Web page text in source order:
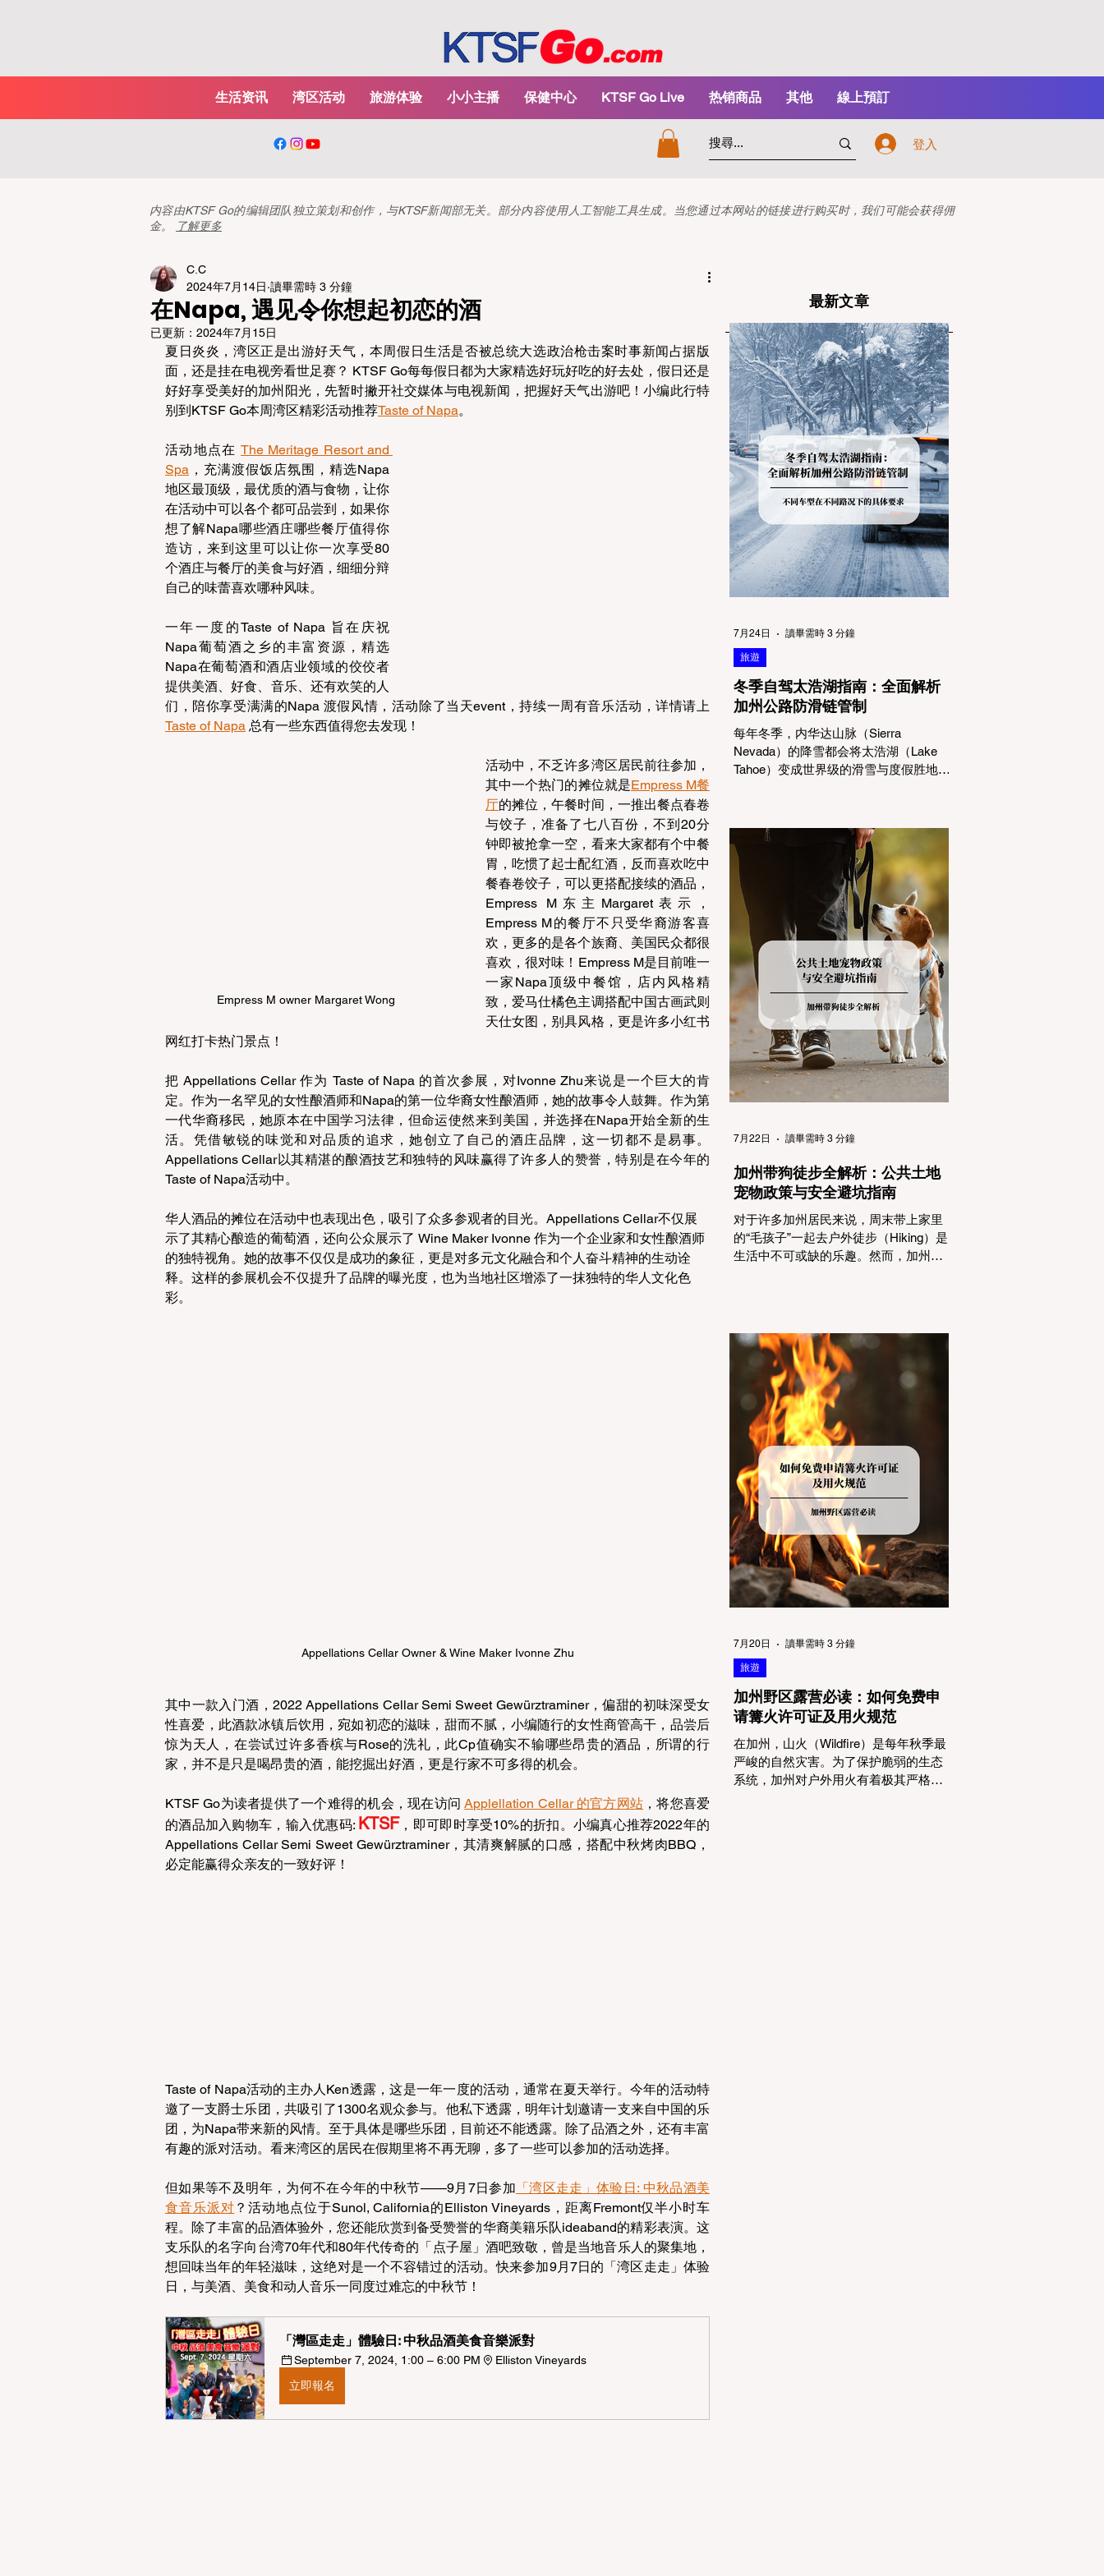
生活资讯 湾区活动 旅游体验 小小主播 保健中心 KTSF Go Live 热销商品 其他 線上預訂
登入
内容由KTSF Go的编辑团队独立策划和创作，与KTSF新闻部无关。部分内容使用人工智能工具生成。当您通过本网站的链接进行购买时，我们可能会获得佣
金。
了解更多
在Napa, 遇见令你想起初恋的酒
C.C
2024年7月14日 讀畢需時 3 分鐘
已更新： 2024年7月15日
夏日炎炎，湾区正是出游好天气，本周假日生活是否被总统大选政治枪击案时事新闻占据版
面，还是挂在电视旁看世足赛？ KTSF Go每每假日都为大家精选好玩好吃的好去处，假日还是
好好享受美好的加州阳光，先暂时撇开社交媒体与电视新闻，把握好天气出游吧！小编此行特
别到KTSF Go本周湾区精彩活动推荐Taste of Napa。
活动地点在 The Meritage Resort and
Spa ，充满渡假饭店氛围，精选Napa
地区最顶级，最优质的酒与食物，让你
在活动中可以各个都可品尝到，如果你
想了解Napa哪些酒庄哪些餐厅值得你
造访，来到这里可以让你一次享受80
个酒庄与餐厅的美食与好酒，细细分辩
自己的味蕾喜欢哪种风味。
一年一度的Taste of Napa 旨在庆祝
Napa葡萄酒之乡的丰富资源，精选
Napa在葡萄酒和酒店业领域的佼佼者
提供美酒、好食、音乐、还有欢笑的人
Taste of Napa 总有一些东西值得您去发现！
Empress M owner Margaret Wong
活动中，不乏许多湾区居民前往参加，
其中一个热门的摊位就是Empress M餐
厅的摊位，午餐时间，一推出餐点春卷
与饺子，准备了七八百份，不到20分
钟即被抢拿一空，看来大家都有个中餐
胃，吃惯了起士配红酒，反而喜欢吃中
餐春卷饺子，可以更搭配接续的酒品，
Empress M东主Margaret表示，
Empress M的餐厅不只受华裔游客喜
欢，更多的是各个族裔、美国民众都很
喜欢，很对味！Empress M是目前唯一
一家Napa顶级中餐馆，店内风格精
致，爱马仕橘色主调搭配中国古画武则
天仕女图，别具风格，更是许多小红书
网红打卡热门景点！
把 Appellations Cellar 作为 Taste of Napa 的首次参展，对Ivonne Zhu来说是一个巨大的肯
定。作为一名罕见的女性酿酒师和Napa的第一位华裔女性酿酒师，她的故事令人鼓舞。作为第
一代华裔移民，她原本在中国学习法律，但命运使然来到美国，并选择在Napa开始全新的生
活。凭借敏锐的味觉和对品质的追求，她创立了自己的酒庄品牌，这一切都不是易事。
Appellations Cellar以其精湛的酿酒技艺和独特的风味赢得了许多人的赞誉，特别是在今年的
Taste of Napa活动中。
华人酒品的摊位在活动中也表现出色，吸引了众多参观者的目光。Appellations Cellar不仅展
示了其精心酿造的葡萄酒，还向公众展示了 Wine Maker Ivonne 作为一个企业家和女性酿酒师
的独特视角。她的故事不仅仅是成功的象征，更是对多元文化融合和个人奋斗精神的生动诠
释。这样的参展机会不仅提升了品牌的曝光度，也为当地社区增添了一抹独特的华人文化色
彩。
Appellations Cellar Owner & Wine Maker Ivonne Zhu
其中一款入门酒，2022 Appellations Cellar Semi Sweet Gewürztraminer，偏甜的初味深受女
性喜爱，此酒款冰镇后饮用，宛如初恋的滋味，甜而不腻，小编随行的女性商管高干，品尝后
惊为天人，在尝试过许多香槟与Rose的洗礼，此Cp值确实不输哪些昂贵的酒品，所谓的行
家，并不是只是喝昂贵的酒，能挖掘出好酒，更是行家不可多得的机会。
KTSF Go为读者提供了一个难得的机会，现在访问 Applellation Cellar 的官方网站 ，将您喜爱
的酒品加入购物车，输入优惠码: KTSF ，即可即时享受10%的折扣。小编真心推荐2022年的
Appellations Cellar Semi Sweet Gewürztraminer，其清爽解腻的口感，搭配中秋烤肉BBQ，
必定能赢得众亲友的一致好评！
Taste of Napa活动的主办人Ken透露，这是一年一度的活动，通常在夏天举行。今年的活动特
邀了一支爵士乐团，共吸引了1300名观众参与。他私下透露，明年计划邀请一支来自中国的乐
团，为Napa带来新的风情。至于具体是哪些乐团，目前还不能透露。除了品酒之外，还有丰富
有趣的派对活动。看来湾区的居民在假期里将不再无聊，多了一些可以参加的活动选择。
但如果等不及明年，为何不在今年的中秋节——9月7日参加 「湾区走走」体验日: 中秋品酒美
食音乐派对 ？活动地点位于Sunol, California的Elliston Vineyards，距离Fremont仅半小时车
程。除了丰富的品酒体验外，您还能欣赏到备受赞誉的华裔美籍乐队ideaband的精彩表演。这
支乐队的名字向台湾70年代和80年代传奇的「点子屋」酒吧致敬，曾是当地音乐人的聚集地，
想回味当年的年轻滋味，这绝对是一个不容错过的活动。快来参加9月7日的「湾区走走」体验
日，与美酒、美食和动人音乐一同度过难忘的中秋节！
「灣區走走」體驗日: 中秋品酒美食音樂派對
September 7, 2024, 1:00 – 6:00 PM
Elliston Vineyards
立即報名
最新文章
冬季自驾太浩湖指南：全面解析
加州公路防滑链管制
每年冬季，内华达山脉（Sierra
Nevada）的降雪都会将太浩湖（Lake
Tahoe）变成世界级的滑雪与度假胜地。
交通局 (Caltrans) 严格的防滑链管制
(Chain Controls)。 不了解这些规定，不
仅可能面临高额罚单或被公路巡警
（CHP）劝返，更可能在冰雪路面上引
发严重的安全事故。本文将为您系统解
析加州的防滑链政策，帮助您明确自己
的车型在不同路况下的具体要求，并为
出行做好充足准备。 一、 核心概念：看
懂加州 R1, R2, R3 管制级别 当恶劣天气
来袭，加州交通局会在公路上启动防滑
链管制，并通过电子路牌指示当前的管
制级别。加州采用三个递进的级别（R1
至R3）来规范通行车辆： R1 管制
(Requirement 1) 规定内容： 所有车辆必
须安装防滑链。 豁免条件： 乘用车
（Light Trucks）只要配备了雪地轮胎
旅遊
7月24日 讀畢需時 3 分鐘
加州带狗徒步全解析：公共土地
宠物政策与安全避坑指南
对于许多加州居民来说，周末带上家里
的“毛孩子”一起去户外徒步（Hiking）是
生活中不可或缺的乐趣。然而，加州拥
到了步道口才绝望地看到一块大大的
"No Dogs on Trail"（步道严禁犬只） 的
指示牌，这无疑会彻底毁掉整个周末。
为了避免“带狗碰壁”，您必须在出发前清
楚地了解不同公共土地系统对宠物政
策，掌握实用的路线筛选工具，并警惕
加州特有的野外环境隐患。 一、 破除宠
物政策管辖权迷雾：狗狗到底能去哪
里？ 加州的户外区域由不同的政府机构
管理，其核心保护目标决定了宠物政策
的严格程度。我们可以将其视为一条“从
严到宽”的鄙视链： 1. 极其严格：国家公
园 (National Parks) & 州立公园 (State
Parks) 政策基调： 优先保护原始生态与
野生动物。 实际规定： 在优胜美地、红
草甸
7月22日 讀畢需時 3 分鐘
加州野区露营必读：如何免费申
请篝火许可证及用火规范
在加州，山火（Wildfire）是每年秋季最
严峻的自然灾害。为了保护脆弱的生态
系统，加州对户外用火有着极其严格的
旅遊
7月20日 讀畢需時 3 分鐘